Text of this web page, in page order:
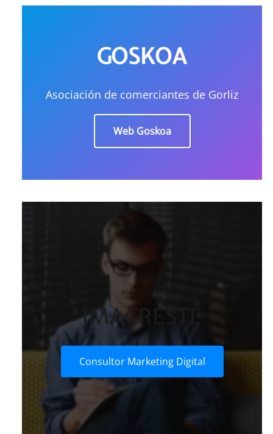
GOSKOA
Asociación de comerciantes de Gorliz
Web Goskoa
IMACRESTE
Consultor Marketing Digital